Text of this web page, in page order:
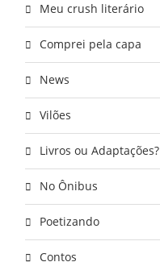
Meu crush literário
Comprei pela capa
News
Vilões
Livros ou Adaptações?
No Ônibus
Poetizando
Contos